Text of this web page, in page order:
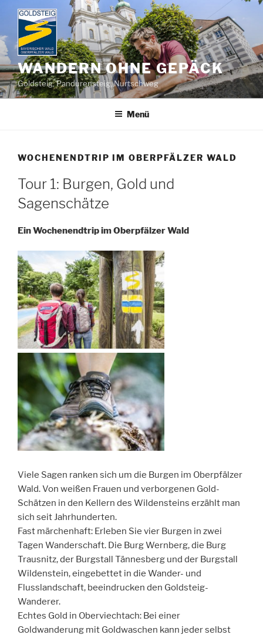
Zum
Inhalt
springen
WANDERN OHNE GEPÄCK
Goldsteig, Pandurensteig, Nurtschweg
Menü
WOCHENENDTRIP IM OBERPFÄLZER WALD
Tour 1: Burgen, Gold und
Sagenschätze
Ein Wochenendtrip im Oberpfälzer Wald
Viele Sagen ranken sich um die Burgen im Oberpfälzer
Wald. Von weißen Frauen und verborgenen Gold-
Schätzen in den Kellern des Wildensteins erzählt man
sich seit Jahrhunderten.
Fast märchenhaft: Erleben Sie vier Burgen in zwei
Tagen Wanderschaft. Die Burg Wernberg, die Burg
Trausnitz, der Burgstall Tännesberg und der Burgstall
Wildenstein, eingebettet in die Wander- und
Flusslandschaft, beeindrucken den Goldsteig-
Wanderer.
Echtes Gold in Oberviechtach: Bei einer
Goldwanderung mit Goldwaschen kann jeder selbst